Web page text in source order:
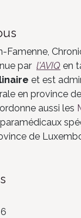
Famenne,
par l'AVIQ​ en
et est
en province
aussi les
de